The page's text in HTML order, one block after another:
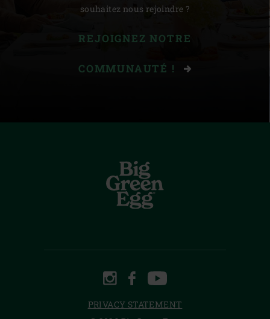
souhaitez nous rejoindre ?
REJOIGNEZ NOTRE
COMMUNAUTÉ !
INSTAGRAM
FACEBOOKYOUTUBE
PRIVACY STATEMENT